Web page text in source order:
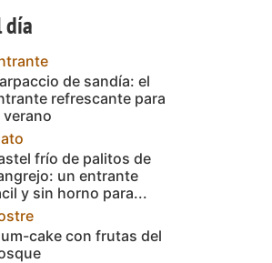
de sandía: el
refrescante para
verano
frío de palitos de
un entrante
y sin horno para...
cake con frutas del